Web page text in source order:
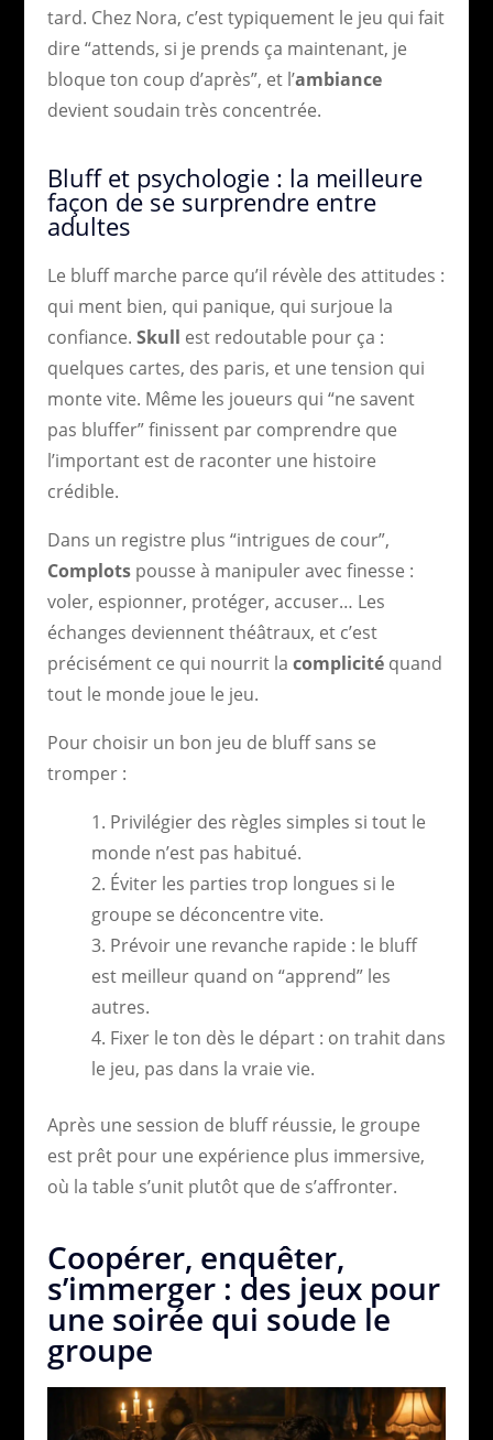
tard. Chez Nora, c’est typiquement le jeu qui fait
dire “attends, si je prends ça maintenant, je
bloque ton coup d’après”, et l’ambiance
devient soudain très concentrée.
Bluff et psychologie : la meilleure
façon de se surprendre entre
adultes
Le bluff marche parce qu’il révèle des attitudes :
qui ment bien, qui panique, qui surjoue la
confiance. Skull est redoutable pour ça :
quelques cartes, des paris, et une tension qui
monte vite. Même les joueurs qui “ne savent
pas bluffer” finissent par comprendre que
l’important est de raconter une histoire
crédible.
Dans un registre plus “intrigues de cour”,
Complotspousse à manipuler avec finesse :
voler, espionner, protéger, accuser… Les
échanges deviennent théâtraux, et c’est
précisément ce qui nourrit la complicitéquand
tout le monde joue le jeu.
Pour choisir un bon jeu de bluff sans se
tromper :
Privilégier des règles simples si tout le
monde n’est pas habitué.
Éviter les parties trop longues si le
groupe se déconcentre vite.
Prévoir une revanche rapide : le bluff
est meilleur quand on “apprend” les
autres.
Fixer le ton dès le départ : on trahit dans
le jeu, pas dans la vraie vie.
Après une session de bluff réussie, le groupe
est prêt pour une expérience plus immersive,
où la table s’unit plutôt que de s’affronter.
Coopérer, enquêter,
s’immerger : des jeux pour
une soirée qui soude le
groupe